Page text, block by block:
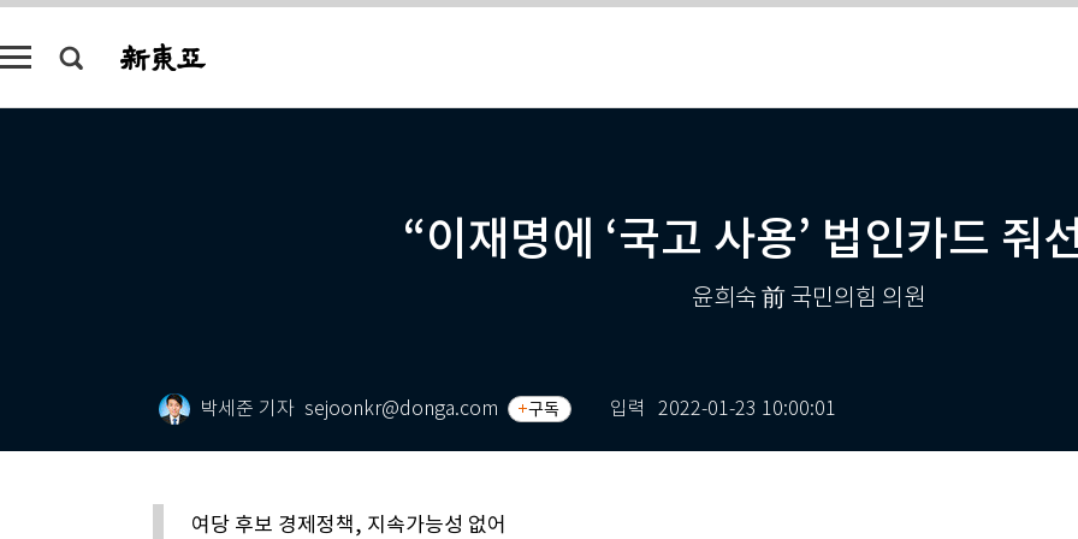
“이재명에 ‘국고 사용’ 법인카드 줘
윤희숙 前 국민의힘 의원
박세준 기자 sejoonkr@donga.com 구독 입력 2022-01-23 10:00:01
여당 후보 경제정책, 지속가능성 없어